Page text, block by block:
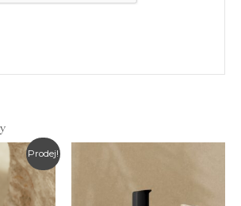
Prodej!